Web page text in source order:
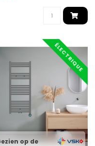
ÉLECTRIQUE
op de